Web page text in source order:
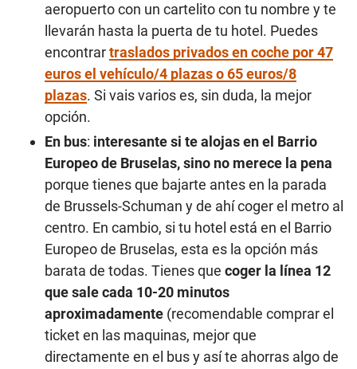
aeropuerto con un cartelito con tu nombre y te
llevarán hasta la puerta de tu hotel. Puedes
encontrartraslados privados en coche por 47
euros el vehículo/4 plazas o 65 euros/8
plazas. Si vais varios es, sin duda, la mejor
opción.
En bus: interesante si te alojas en el Barrio
Europeo de Bruselas, sino no merece la pena
porque tienes que bajarte antes en la parada
de Brussels-Schuman y de ahí coger el metro al
centro. En cambio, si tu hotel está en el Barrio
Europeo de Bruselas, esta es la opción más
barata de todas. Tienes que coger la línea 12
que sale cada 10-20 minutos
aproximadamente (recomendable comprar el
ticket en las maquinas, mejor que
directamente en el bus y así te ahorras algo de